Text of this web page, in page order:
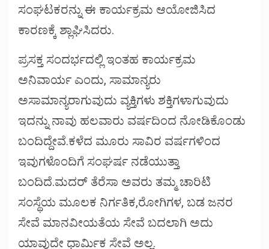
ಸಂಘಟಕರನ್ನು ಈ ಕಾರ್ಯಕ್ರಮ ಆಯೋಜಿಸಿದ
ಕಾರಣಕ್ಕೆ ಶ್ಲಾಘಿಸಿದರು.
ಪ್ರಸಕ್ತ ಸಂದರ್ಭದಲ್ಲಿ ಇಂತಹ ಕಾರ್ಯಕ್ರಮ
ಅನಿವಾರ್ಯ ಎಂದು, ಸಾಮಾನ್ಯರು
ಅಸಾಮಾನ್ಯರಾಗುವುದು ವ್ಯಕ್ತಿಗಳು ಶಕ್ತಿಗಳಾಗುವುದು
ಇದನ್ನು ನಾವು ಹಲವಾರು ವರ್ಷದಿಂದ ನೋಡಿಕೊಂಡು
ಬಂದಿದ್ದೇವೆ.ಕಳೆದ ಮೂರು ಸಾವಿರ ವರ್ಷಗಳಿಂದ
ಇವುಗಳೊಂದಿಗೆ ಸಂಘರ್ಷ ನಡೆಯುತ್ತಾ
ಬಂದಿದೆ.ಮದರ್ ತೆರೆಸಾ ಅವರು ತಮ್ಮ ಚಾರಿಟಿ
ಸಂಸ್ಥೆಯ ಮೂಲಕ ನಿರ್ಗತಿಕ,ರೋಗಿಗಳ, ಬಡ ಜನರ
ಸೇವೆ ಮಾನವೀಯತೆಯ ಸೇವೆ ಬದಲಾಗಿ ಅದು
ಯಾವುದೇ ಧಾರ್ಮಿಕ ಸೇವೆ ಅಲ್ಲ.